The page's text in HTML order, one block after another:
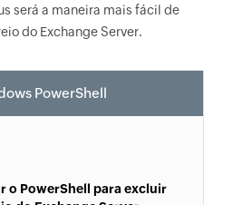
será a maneira mais fácil de
do Exchange Server.
PowerShell
o PowerShell para excluir